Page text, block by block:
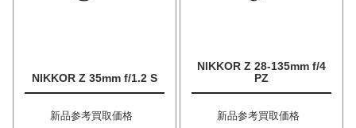
NIKKOR Z 35mm f/1.2 S
新品参考買取価格
NIKKOR Z 28-135mm f/4
PZ
新品参考買取価格